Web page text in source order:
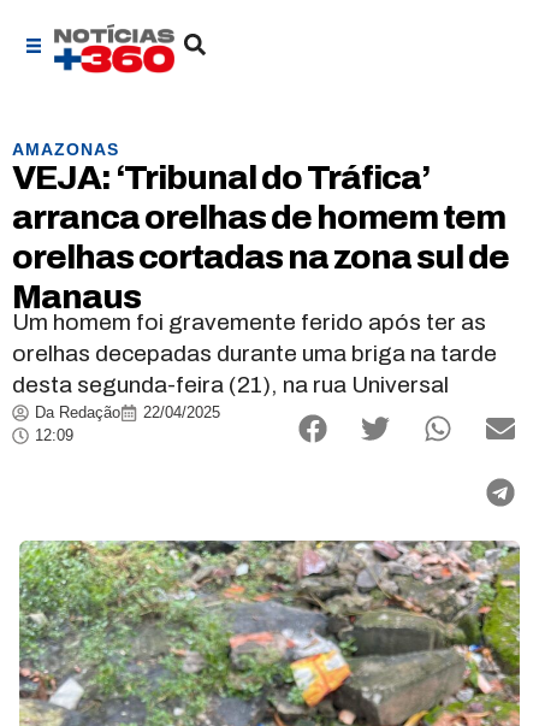
AMAZONAS
VEJA: ‘Tribunal do Tráfica’
arranca orelhas de homem tem
orelhas cortadas na zona sul de
Manaus
Um homem foi gravemente ferido após ter as
orelhas decepadas durante uma briga na tarde
desta segunda-feira (21), na rua Universal
Da Redação
22/04/2025
12:09